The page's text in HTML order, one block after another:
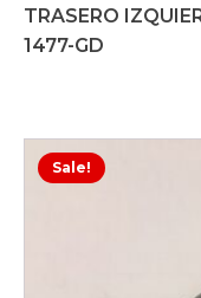
TRASERO
1477-GD
Sale!